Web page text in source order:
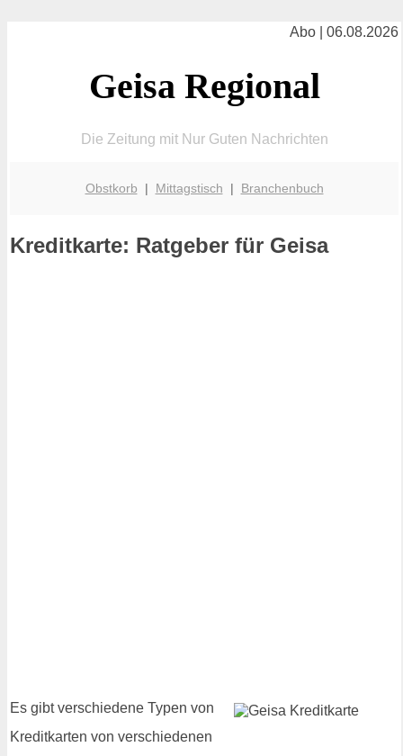
Abo | 06.08.2026
Geisa Regional
Die Zeitung mit Nur Guten Nachrichten
Obstkorb | Mittagstisch | Branchenbuch
Kreditkarte: Ratgeber für Geisa
Es gibt verschiedene Typen von
Kreditkarten von verschiedenen